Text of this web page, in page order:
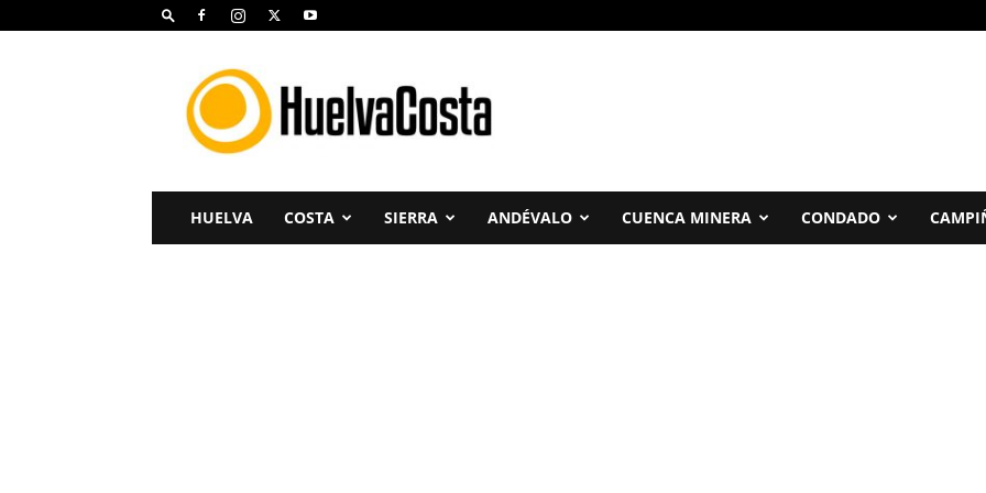
Huelva
Costa
HUELVA COSTA SIERRA ANDÉVALO CUENCA MINERA CONDADO